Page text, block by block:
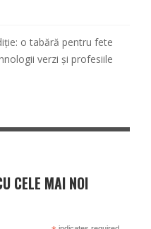
o tabără pentru fete
verzi și profesiile
CELE MAI NOI